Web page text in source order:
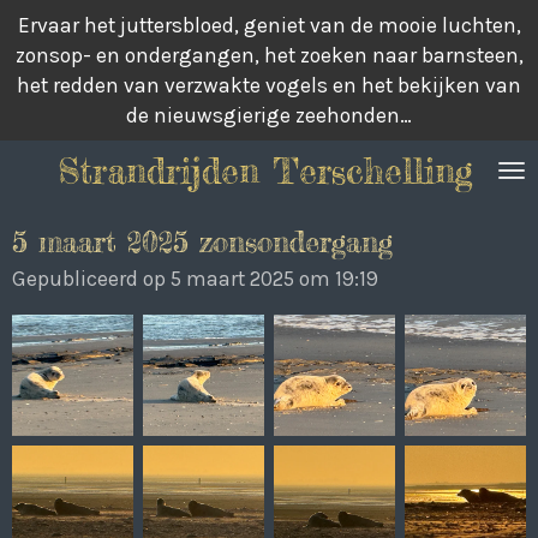
Ga
direct
naar
Strandrijden Terschelling
Ervaar het juttersbloed, geniet van de mooie luchten,
zonsop- en ondergangen, het zoeken naar barnsteen,
het redden van verzwakte vogels en het bekijken van
de nieuwsgierige zeehonden…
5 maart 2025 zonsondergang
Gepubliceerd op 5 maart 2025 om 19:19